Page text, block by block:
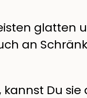
glatten
an
Du